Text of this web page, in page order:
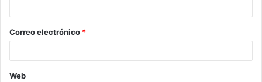
*
Correo electrónico *
Web